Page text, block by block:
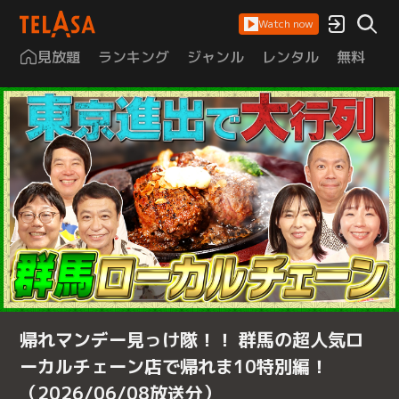
Watch now
見放題 ランキング ジャンル レンタル 無料
帰れマンデー見っけ隊！！ 群馬の超人気ロ
ーカルチェーン店で帰れま10特別編！
（2026/06/08放送分）